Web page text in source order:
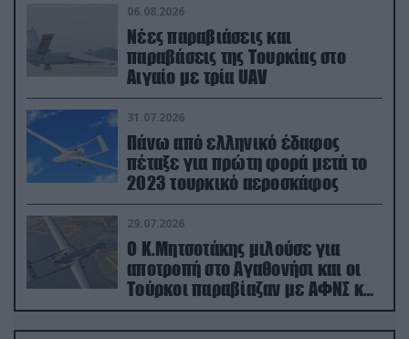
06.08.2026
Νέες παραβιάσεις και
παραβάσεις της Τουρκίας στο
Αιγαίο με τρία UAV
31.07.2026
Πάνω από ελληνικό έδαφος
πέταξε για πρώτη φορά μετά το
2023 τουρκικό αεροσκάφος
29.07.2026
Ο Κ.Μητσοτάκης μιλούσε για
αποτροπή στο Αγαθονήσι και οι
Τούρκοι παραβίαζαν με ΑΦΝΣ και
drone